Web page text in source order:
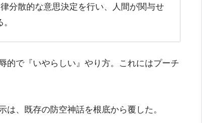
分散的な意思決定を行い、人間が関与せ
的で『いやらしい』やり方。これにはプーチ
、既存の防空神話を根底から覆した。